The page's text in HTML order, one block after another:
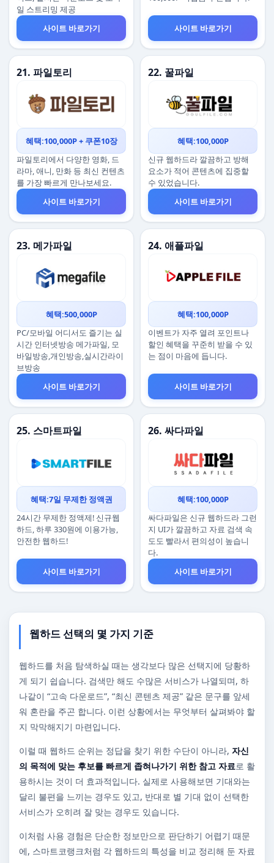
일 스트리밍 제공
사이트 바로가기
사이트 바로가기
21. 파일토리
혜택:100,000P + 쿠폰10장
파일토리에서 다양한 영화, 드
라마, 애니, 만화 등 최신 컨텐츠
를 가장 빠르게 만나보세요.
사이트 바로가기
22. 꿀파일
혜택:100,000P
신규 웹하드라 깔끔하고 방해
요소가 적어 콘텐츠에 집중할
수 있었습니다.
사이트 바로가기
23. 메가파일
혜택:500,000P
PC/모바일 어디서도 즐기는 실
시간 인터넷방송 메가파일, 모
바일방송,개인방송,실시간라이
브방송
사이트 바로가기
24. 애플파일
혜택:100,000P
이벤트가 자주 열려 포인트나
할인 혜택을 꾸준히 받을 수 있
는 점이 마음에 듭니다.
사이트 바로가기
25. 스마트파일
혜택:7일 무제한 정액권
24시간 무제한 정액제! 신규웹
하드, 하루 330원에 이용가능,
안전한 웹하드!
사이트 바로가기
26. 싸다파일
혜택:100,000P
싸다파일은 신규 웹하드라 그런
지 UI가 깔끔하고 자료 검색 속
도도 빨라서 편의성이 높습니
다.
사이트 바로가기
웹하드 선택의 몇 가지 기준
웹하드를 처음 탐색하실 때는 생각보다 많은 선택지에 당황하
게 되기 쉽습니다. 검색만 해도 수많은 서비스가 나열되며, 하
나같이 “고속 다운로드”, “최신 콘텐츠 제공” 같은 문구를 앞세
워 혼란을 주곤 합니다. 이런 상황에서는 무엇부터 살펴봐야 할
지 막막해지기 마련입니다.
이럴 때 웹하드 순위는 정답을 찾기 위한 수단이 아니라, 자신
의 목적에 맞는 후보를 빠르게 좁혀나가기 위한 참고 자료로 활
용하시는 것이 더 효과적입니다. 실제로 사용해보면 기대와는
달리 불편을 느끼는 경우도 있고, 반대로 별 기대 없이 선택한
서비스가 오히려 잘 맞는 경우도 있습니다.
이처럼 사용 경험은 단순한 정보만으로 판단하기 어렵기 때문
에, 스마트코랭크처럼 각 웹하드의 특성을 비교 정리해 둔 자료